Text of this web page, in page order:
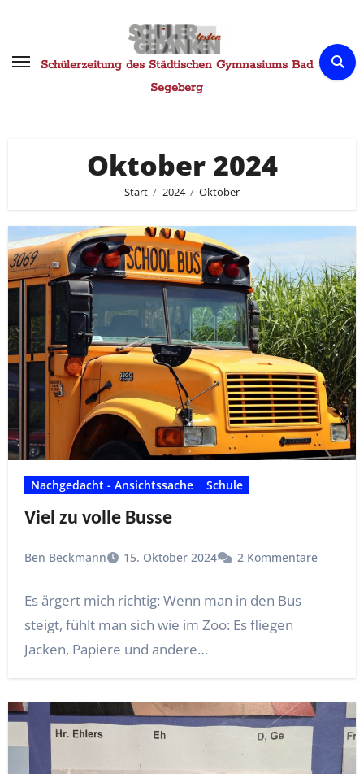
springenSchülerzeitung des Städtischen Gymnasiums Bad
Segeberg
Oktober 2024
Start 2024 Oktober
Nachgedacht - Ansichtssache Schule
Viel zu volle Busse
Ben Beckmann 15. Oktober 2024 2 Kommentare
Es ärgert mich richtig: Wenn man in den Bus
steigt, fühlt man sich wie im Zoo: Es fliegen
Jacken, Papiere und andere…